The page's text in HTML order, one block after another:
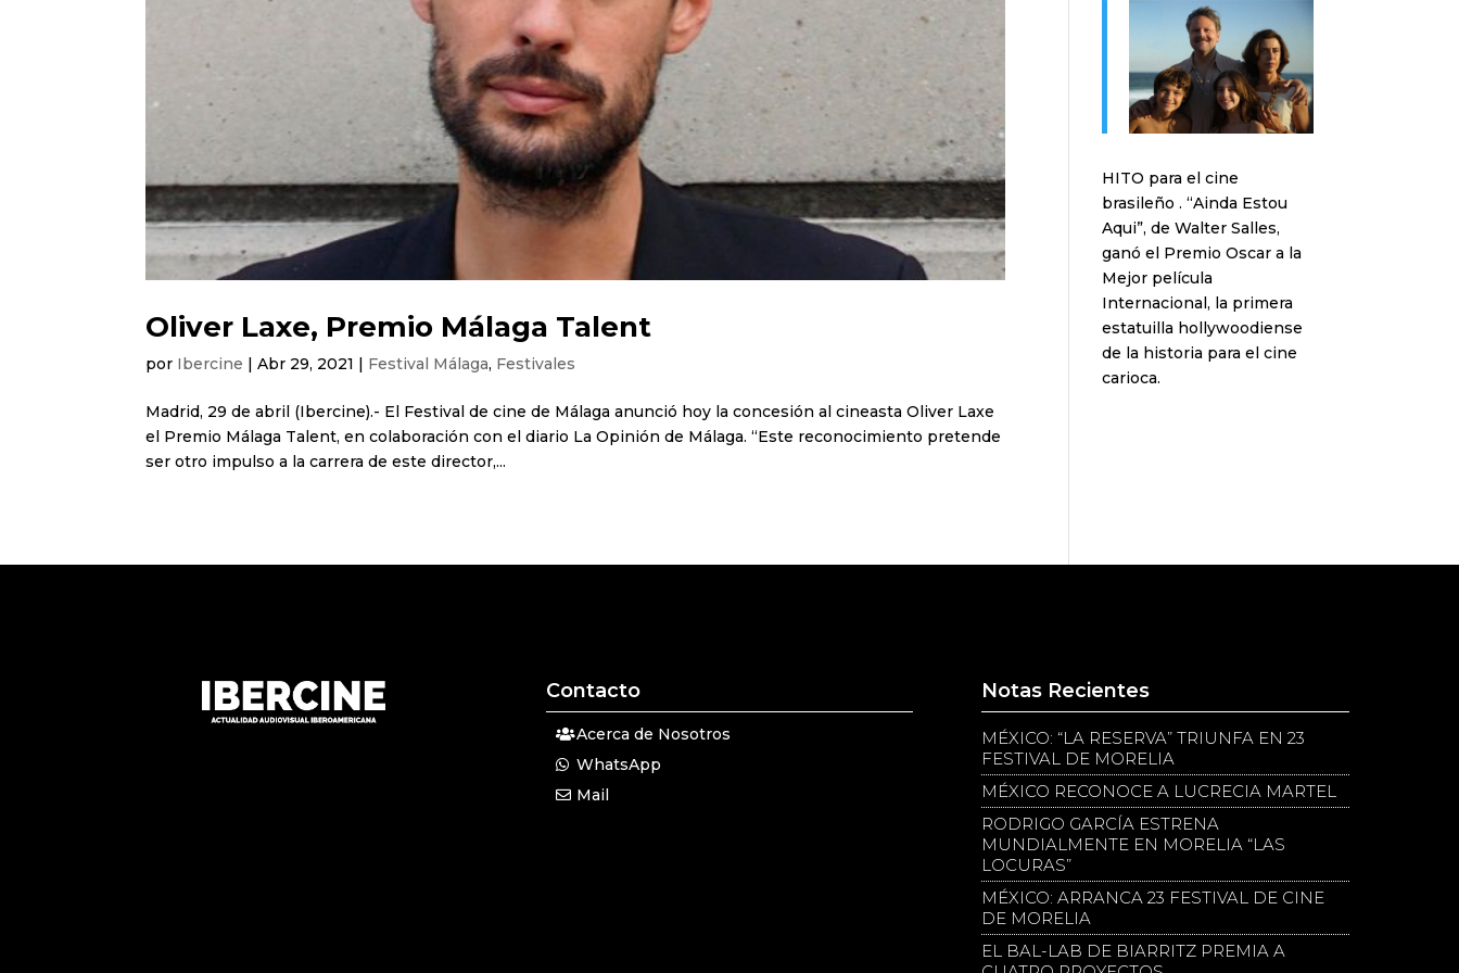
Oliver Laxe, Premio Málaga Talent
por Ibercine |Abr 29, 2021 | Festival Málaga, Festivales
Madrid, 29 de abril (Ibercine).- El Festival de cine de Málaga anunció hoy la concesión al cineasta Oliver Laxe
el Premio Málaga Talent, en colaboración con el diario La Opinión de Málaga. “Este reconocimiento pretende
ser otro impulso a la carrera de este director,...
HITO para el cine
brasileño . “Ainda Estou
Aqui”, de Walter Salles,
ganó el Premio Oscar a la
Mejor película
Internacional, la primera
estatuilla hollywoodiense
de la historia para el cine
carioca.
Contacto
Acerca de Nosotros
WhatsApp
Mail
Notas Recientes
MÉXICO: “LA RESERVA” TRIUNFA EN 23
FESTIVAL DE MORELIA
MÉXICO RECONOCE A LUCRECIA MARTEL
RODRIGO GARCÍA ESTRENA
MUNDIALMENTE EN MORELIA “LAS
LOCURAS”
MÉXICO: ARRANCA 23 FESTIVAL DE CINE
DE MORELIA
EL BAL-LAB DE BIARRITZ PREMIA A